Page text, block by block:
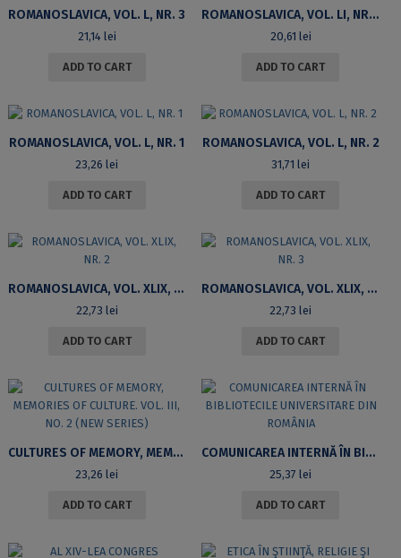
ROMANOSLAVICA, VOL. L, NR. 3
21,14 lei
ADD TO CART
ROMANOSLAVICA, VOL. LI, NR. 1
20,61 lei
ADD TO CART
ROMANOSLAVICA, VOL. L, NR. 1
23,26lei
ADD TO CART
ROMANOSLAVICA, VOL. L, NR. 2
31,71lei
ADD TO CART
ROMANOSLAVICA, VOL. XLIX, NR. 2
22,73 lei
ADD TO CART
ROMANOSLAVICA, VOL. XLIX, NR. 3
22,73lei
ADD TO CART
CULTURES OF MEMORY, MEMORIES OF CULTURE. VOL. III, NO. 2 (NEW SERIES)
23,26lei
ADD TO CART
COMUNICAREA INTERNĂ ÎN BIBLIOTECILE UNIVERSITARE DIN ROMÂNIA
25,37lei
ADD TO CART